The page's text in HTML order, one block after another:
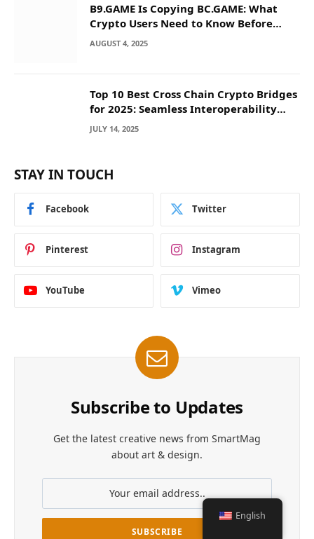
B9.GAME Is Copying BC.GAME: What
Crypto Users Need to Know Before
They Deposit
AUGUST 4, 2025
Top 10 Best Cross Chain Crypto Bridges
for 2025: Seamless Interoperability
Across Blockchain Networks
JULY 14, 2025
STAY IN TOUCH
Facebook Twitter
Pinterest Instagram
YouTube Vimeo
Subscribe to Updates
Get the latest creative news from SmartMag
about art & design.
English